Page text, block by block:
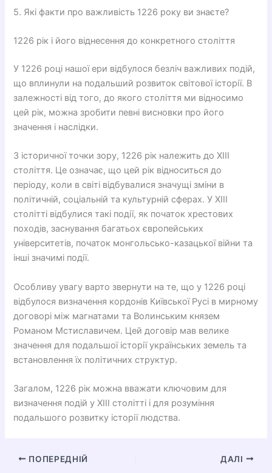
5. Які факти про важливість 1226 року ви знаєте?
1226 рік і його віднесення до конкретного століття
У 1226 році нашої ери відбулося безліч важливих подій,
що вплинули на подальший розвиток світової історії. В
залежності від того, до якого століття ми відносимо
цей рік, можна зробити певні висновки про його
значення і наслідки.
З історичної точки зору, 1226 рік належить до XIII
століття. Це означає, що цей рік відноситься до
періоду, коли в світі відбувалися значущі зміни в
політичній, соціальній та культурній сферах. У XIII
столітті відбулися такі події, як початок хрестових
походів, заснування багатьох європейських
університетів, початок монгольсько-казацької війни та
інші значимі події.
Особливу увагу варто звернути на те, що у 1226 році
відбулося визначення кордонів Київської Русі в мирному
договорі між магнатами та Волинським князем
Романом Мстиславичем. Цей договір мав велике
значення для подальшої історії українських земель та
встановлення їх політичних структур.
Загалом, 1226 рік можна вважати ключовим для
визначення подій у XIII столітті і для розуміння
подальшого розвитку історії людства.
ПОПЕРЕДНІЙ ДАЛІ